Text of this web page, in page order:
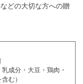
どの大切な方への贈
成分・大豆・鶏肉・
む）